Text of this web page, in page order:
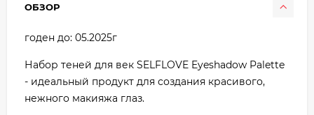
ОБЗОР
годен до: 05.2025г
Набор теней для век SELFLOVE Eyeshadow Palette
- идеальный продукт для создания красивого,
нежного макияжа глаз.